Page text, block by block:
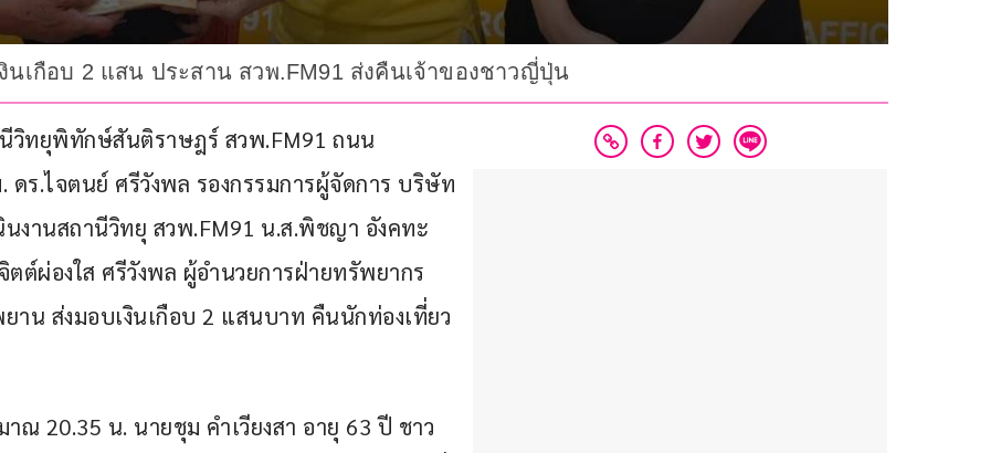
นเกือบ 2 แสน ประสาน สวพ.FM91 ส่งคืนเจ้าของชาวญี่ปุ่น
นีวิทยุพิทักษ์สันติราษฎร์ สวพ.FM91 ถนน
ร.ไจตนย์ ศรีวังพล รองกรรมการผู้จัดการ บริษัท
งานสถานีวิทยุ สวพ.FM91 น.ส.พิชญา อังคทะ
ต์ผ่องใส ศรีวังพล ผู้อำนวยการฝ่ายทรัพยากร
น ส่งมอบเงินเกือบ 2 แสนบาท คืนนักท่องเที่ยว
ณ 20.35 น. นายชุม คำเวียงสา อายุ 63 ปี ชาว